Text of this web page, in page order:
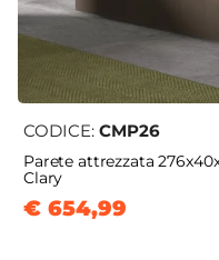
CODICE: CMP26
Parete attrezzata
Clary
€ 654,99